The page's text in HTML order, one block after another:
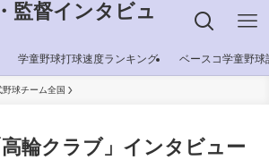
監督インタビュ
学童野球打球速度ランキング ベースコ学童野球
球チーム全国
輪クラブ」インタビュー